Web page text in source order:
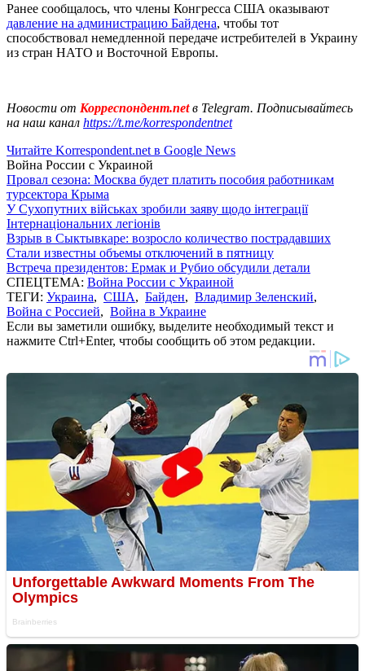
Ранее сообщалось, что члены Конгресса США оказывают
давление на администрацию Байдена, чтобы тот
способствовал немедленной передаче истребителей в Украину
из стран НАТО и Восточной Европы.
Новости от Корреспондент.netв Telegram. Подписывайтесь
на наш канал https://t.me/korrespondentnet
Читайте Korrespondent.net в Google News
Война России с Украиной
Провал сезона: Москва будет платить пособия работникам
турсектора Крыма
У Сухопутних військах зробили заяву щодо інтеграції
Інтернаціональних легіонів
Взрыв в Сыктывкаре: возросло количество пострадавших
Стали известны объемы отключений в пятницу
Встреча президентов: Ермак и Рубио обсудили детали
СПЕЦТЕМА: Война России с Украиной
ТЕГИ: Украина, США, Байден, Владимир Зеленский,
Война с Россией, Война в Украине
Если вы заметили ошибку, выделите необходимый текст и
нажмите Ctrl+Enter, чтобы сообщить об этом редакции.